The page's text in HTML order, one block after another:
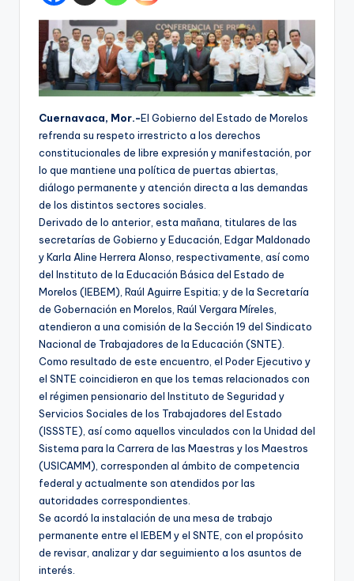
Cuernavaca, Mor.-El Gobierno del Estado de Morelos
refrenda su respeto irrestricto a los derechos
constitucionales de libre expresión y manifestación, por
lo que mantiene una política de puertas abiertas,
diálogo permanente y atención directa a las demandas
de los distintos sectores sociales.
Derivado de lo anterior, esta mañana, titulares de las
secretarías de Gobierno y Educación, Edgar Maldonado
y Karla Aline Herrera Alonso, respectivamente, así como
del Instituto de la Educación Básica del Estado de
Morelos (IEBEM), Raúl Aguirre Espitia; y de la Secretaría
de Gobernación en Morelos, Raúl Vergara Míreles,
atendieron a una comisión de la Sección 19 del Sindicato
Nacional de Trabajadores de la Educación (SNTE).
Como resultado de este encuentro, el Poder Ejecutivo y
el SNTE coincidieron en que los temas relacionados con
el régimen pensionario del Instituto de Seguridad y
Servicios Sociales de los Trabajadores del Estado
(ISSSTE), así como aquellos vinculados con la Unidad del
Sistema para la Carrera de las Maestras y los Maestros
(USICAMM), corresponden al ámbito de competencia
federal y actualmente son atendidos por las
autoridades correspondientes.
Se acordó la instalación de una mesa de trabajo
permanente entre el IEBEM y el SNTE, con el propósito
de revisar, analizar y dar seguimiento a los asuntos de
interés.